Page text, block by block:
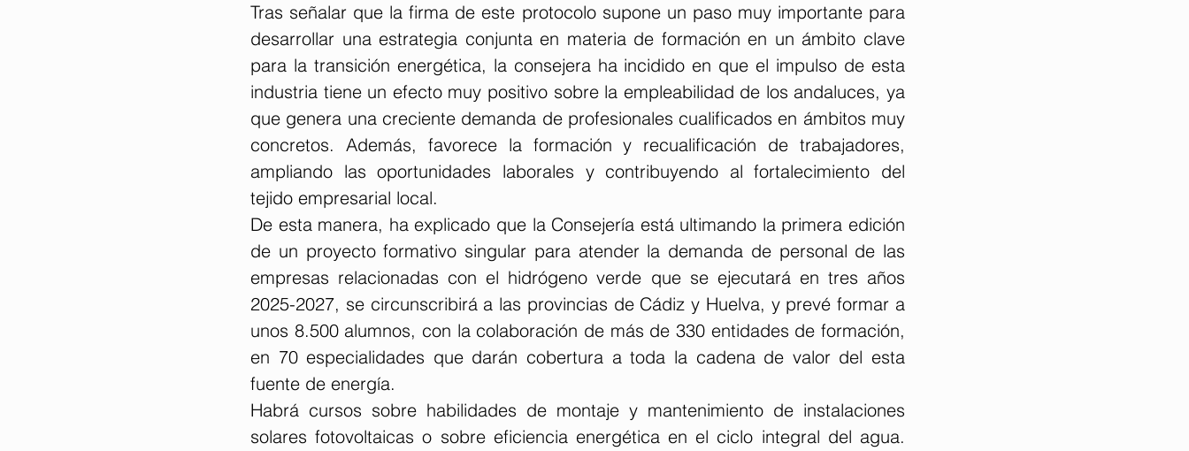
Tras señalar que la firma de este protocolo supone un paso muy importante para
desarrollar una estrategia conjunta en materia de formación en un ámbito clave
para la transición energética, la consejera ha incidido en que el impulso de esta
industria tiene un efecto muy positivo sobre la empleabilidad de los andaluces, ya
que genera una creciente demanda de profesionales cualificados en ámbitos muy
concretos. Además, favorece la formación y recualificación de trabajadores,
ampliando las oportunidades laborales y contribuyendo al fortalecimiento del
tejido empresarial local.
De esta manera, ha explicado que la Consejería está ultimando la primera edición
de un proyecto formativo singular para atender la demanda de personal de las
empresas relacionadas con el hidrógeno verde que se ejecutará en tres años
2025-2027, se circunscribirá a las provincias de Cádiz y Huelva, y prevé formar a
unos 8.500 alumnos, con la colaboración de más de 330 entidades de formación,
en 70 especialidades que darán cobertura a toda la cadena de valor del esta
fuente de energía.
Habrá cursos sobre habilidades de montaje y mantenimiento de instalaciones
solares fotovoltaicas o sobre eficiencia energética en el ciclo integral del agua.